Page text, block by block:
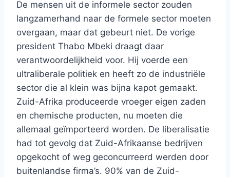
De mensen uit de informele sector zouden
langzamerhand naar de formele sector moeten
overgaan, maar dat gebeurt niet. De vorige
president Thabo Mbeki draagt daar
verantwoordelijkheid voor. Hij voerde een
ultraliberale politiek en heeft zo de industriële
sector die al klein was bijna kapot gemaakt.
Zuid-Afrika produceerde vroeger eigen zaden
en chemische producten, nu moeten die
allemaal geïmporteerd worden. De liberalisatie
had tot gevolg dat Zuid-Afrikaanse bedrijven
opgekocht of weg geconcurreerd werden door
buitenlandse firma’s. 90% van de Zuid-